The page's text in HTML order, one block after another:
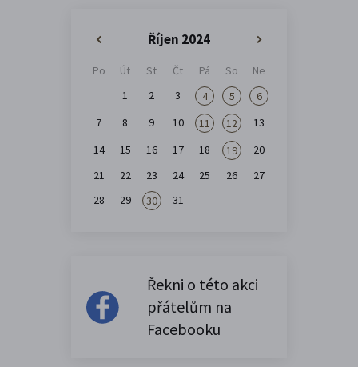
Říjen 2024
Po Út St Čt Pá So
Ne
1
2 3 4 5
6
7
8 9 10 11 12
13
14
15 16 17 18 19
20
21
22 23 24 25 26
27
28
29 30 31
Řekni o této akci
přátelům na
Facebooku